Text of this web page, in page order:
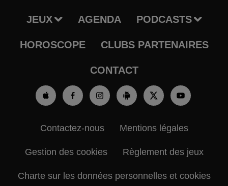
JEUX AGENDA PODCASTS
HOROSCOPE CLUBS PARTENAIRES
CONTACT
Contactez-nous Mentions légales
Gestion des cookies Règlement des jeux
Charte sur les données personnelles et cookies